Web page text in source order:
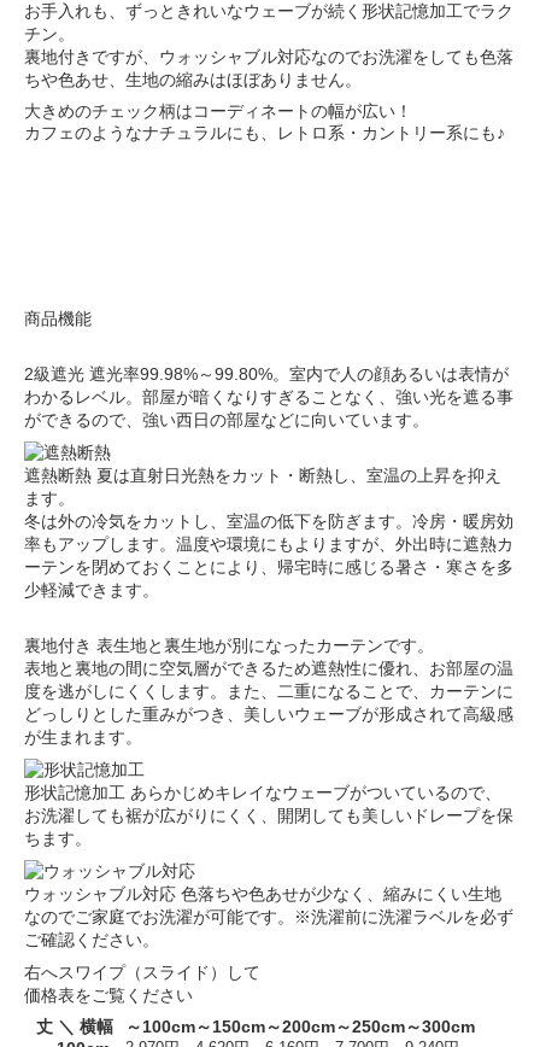
お手入れも、ずっときれいなウェーブが続く形状記憶加工でラク
チン。
裏地付きですが、ウォッシャブル対応なのでお洗濯をしても色落
ちや色あせ、生地の縮みはほぼありません。
大きめのチェック柄はコーディネートの幅が広い！
カフェのようなナチュラルにも、レトロ系・カントリー系にも♪
商品機能
2級遮光 遮光率99.98%～99.80%。室内で人の顔あるいは表情が
わかるレベル。部屋が暗くなりすぎることなく、強い光を遮る事
ができるので、強い西日の部屋などに向いています。
遮熱断熱 夏は直射日光熱をカット・断熱し、室温の上昇を抑え
ます。
冬は外の冷気をカットし、室温の低下を防ぎます。冷房・暖房効
率もアップします。温度や環境にもよりますが、外出時に遮熱カ
ーテンを閉めておくことにより、帰宅時に感じる暑さ・寒さを多
少軽減できます。
裏地付き 表生地と裏生地が別になったカーテンです。
表地と裏地の間に空気層ができるため遮熱性に優れ、お部屋の温
度を逃がしにくくします。また、二重になることで、カーテンに
どっしりとした重みがつき、美しいウェーブが形成されて高級感
が生まれます。
形状記憶加工 あらかじめキレイなウェーブがついているので、
お洗濯しても裾が広がりにくく、開閉しても美しいドレープを保
ちます。
ウォッシャブル対応 色落ちや色あせが少なく、縮みにくい生地
なのでご家庭でお洗濯が可能です。※洗濯前に洗濯ラベルを必ず
ご確認ください。
右へスワイプ（スライド）して
価格表をご覧ください
丈 ＼ 横幅
～100cm～150cm～200cm～250cm～300cm